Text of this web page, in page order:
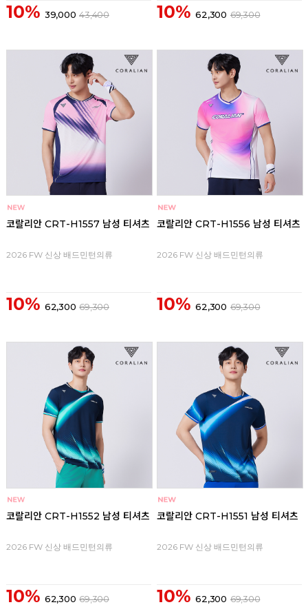
10% 39,000 43,400 10% 62,300 69,300
코랄리안 CRT-H1557 남성 티셔츠
2026 FW 신상 배드민턴의류
10% 62,300 69,300
코랄리안 CRT-H1556 남성 티셔츠
2026 FW 신상 배드민턴의류
10% 62,300 69,300
코랄리안 CRT-H1552 남성 티셔츠
2026 FW 신상 배드민턴의류
10% 62,300 69,300
코랄리안 CRT-H1551 남성 티셔츠
2026 FW 신상 배드민턴의류
10% 62,300 69,300